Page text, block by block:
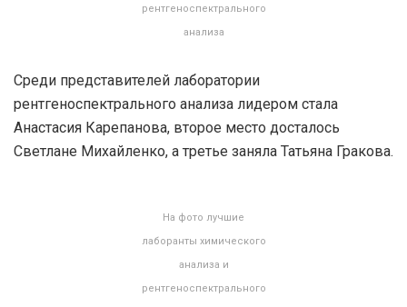
рентгеноспектрального
анализа
Среди представителей лаборатории
рентгеноспектрального анализа лидером стала
Анастасия Карепанова, второе место досталось
Светлане Михайленко, а третье заняла Татьяна Гракова.
На фото лучшие
лаборанты химического
анализа и
рентгеноспектрального